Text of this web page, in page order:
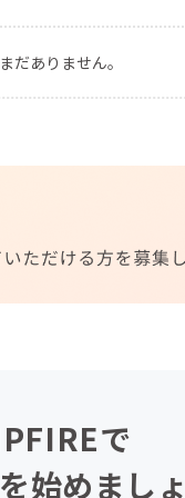
Creation
コミュニティ
だありません。
で
始めまし